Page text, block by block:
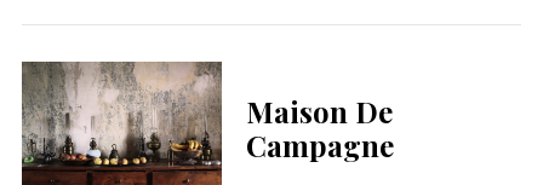
Maison De
Campagne